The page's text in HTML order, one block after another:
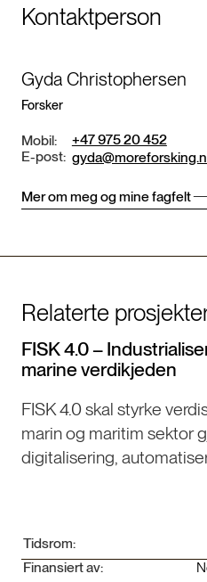
Kontaktperson
Gyda Christophersen
Forsker
Mobil:
+47 975 20 452
E-post:
Mer om meg og mine fagfelt
Relaterte
FISK 4.0 –
marine verdikjeden
FISK 4.0 skal styrke
marin og maritim sektor
digitalisering,
Tidsrom:
Finansiert av: